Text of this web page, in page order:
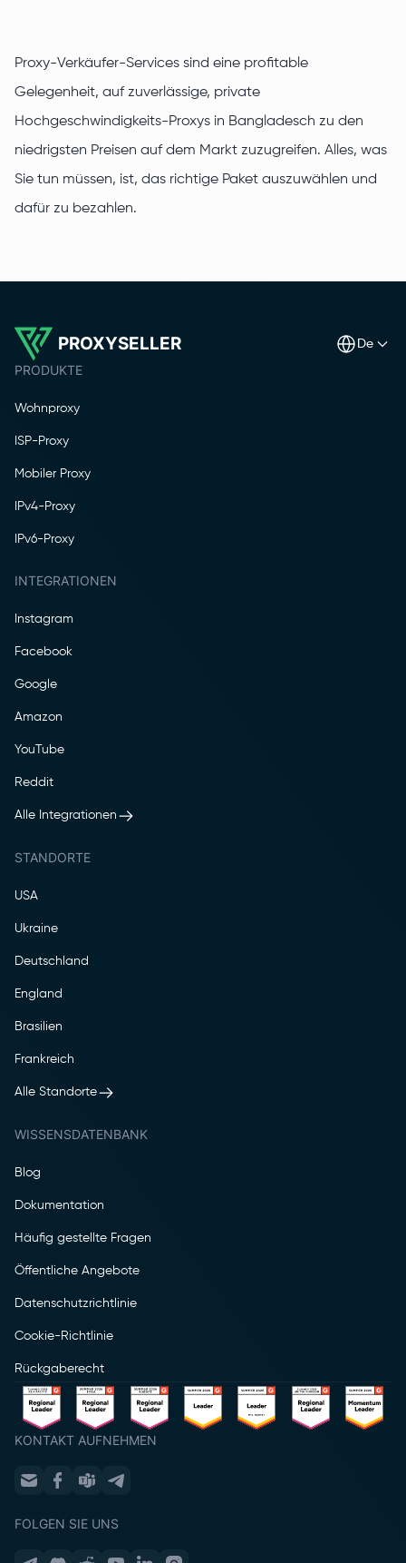
Proxy-Verkäufer-Services sind eine profitable
Gelegenheit, auf zuverlässige, private
Hochgeschwindigkeits-Proxys in Bangladesch zu den
niedrigsten Preisen auf dem Markt zuzugreifen. Alles, was
Sie tun müssen, ist, das richtige Paket auszuwählen und
dafür zu bezahlen.
PROXYSELLER de
PRODUKTE
Wohnproxy
ISP-Proxy
Mobiler Proxy
IPv4-Proxy
IPv6-Proxy
INTEGRATIONEN
Instagram
Facebook
Google
Amazon
YouTube
Reddit
Alle Integrationen
STANDORTE
USA
Ukraine
Deutschland
England
Brasilien
Frankreich
Alle Standorte
WISSENSDATENBANK
Blog
Dokumentation
Häufig gestellte Fragen
Öffentliche Angebote
Datenschutzrichtlinie
Cookie-Richtlinie
Rückgaberecht
KONTAKT AUFNEHMEN
FOLGEN SIE UNS